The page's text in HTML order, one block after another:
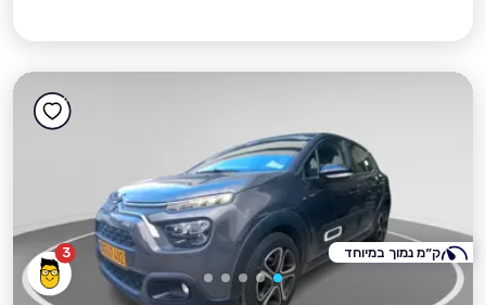
3 ק״מ נמוך במיוחד